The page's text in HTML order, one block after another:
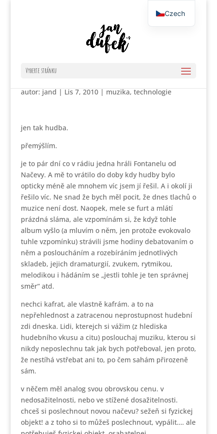
Vyberte stránku
fontanela flashback /
autor:jand|Lis 7, 2010|muzika,technologie
jen tak hudba.
přemýšlím.
je to pár dní co v rádiu jedna hráli Fontanelu od
Načevy. A mě to vrátilo do doby kdy hudby bylo
opticky méně ale mnohem víc jsem jí řešil. A i okolí ji
řešilo víc. Ne snad že bych měl pocit, že dnes tlachů o
muzice není dost. Naopek, mele se furt a mlátí
prázdná sláma, ale vzpomínám si, že když tohle
album vyšlo (a mluvím o něm, jen protože evokovalo
tuhle vzpomínku) strávili jsme hodiny debatovaním o
něm a posloucháním a rozebíráním jednotlivých
skladeb, jejich dramaturgií, zvukem, rytmikou,
melodikou i hádáním se „jestli tohle je ten správnej
směr“ atd.
nechci kafrat, ale vlastně kafrám. a to na
nepřehlednost a zatracenou neprostupnost hudební
zdi dneska. Lidi, kterejch si vážim (z hlediska
hudebního vkusu a citu) poslouchaj muziku, kterou si
nikdy neposlechnu tak jak bych potřeboval, jen proto,
že nestíhá vstřebat ani to, po čem sahám přirozeně
sám.
v něčem měl analog svou obrovskou cenu. v
nedosažitelnosti, nebo ve stížené dosažitelnosti.
chceš si poslechnout novou načevu? sežeň si fyzickej
objekt! a z toho si to můžeš poslechnout, vypálit…. ale
Czech